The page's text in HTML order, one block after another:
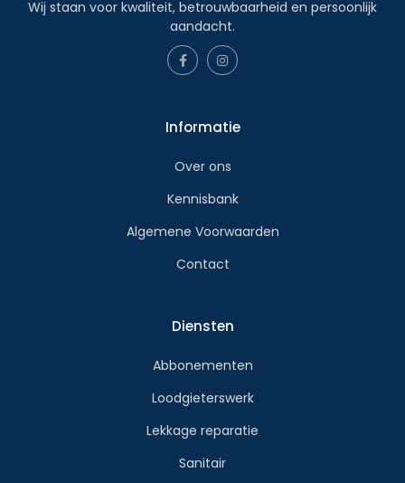
Wij staan voor kwaliteit, betrouwbaarheid en persoonlijk
aandacht.
Informatie
Over ons
Kennisbank
Algemene Voorwaarden
Contact
Diensten
Abbonementen
Loodgieterswerk
Lekkage reparatie
Sanitair